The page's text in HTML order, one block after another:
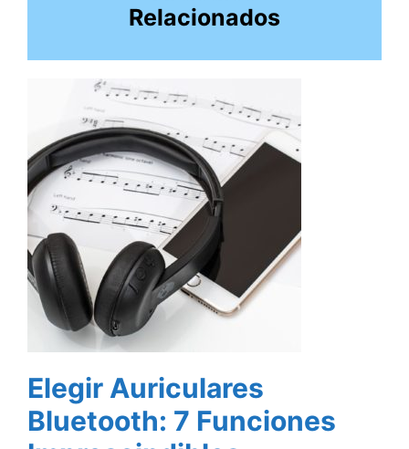
Relacionados
Elegir Auriculares
Bluetooth: 7 Funciones